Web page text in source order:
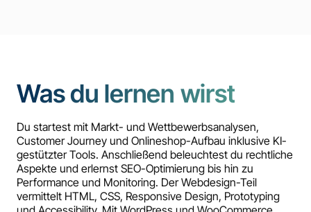
Was du lernen wirst
Du startest mit Markt- und Wettbewerbsanalysen,
Customer Journey und Onlineshop-Aufbau inklusive KI-
gestützter Tools. Anschließend beleuchtest du rechtliche
Aspekte und erlernst SEO-Optimierung bis hin zu
Performance und Monitoring. Der Webdesign-Teil
vermittelt HTML, CSS, Responsive Design, Prototyping